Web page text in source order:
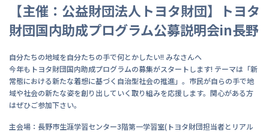
【主催：公益財団法人トヨタ財団】トヨタ
財団国内助成プログラム公募説明会in長野
自分たちの地域を自分たちの手で何とかしたい!! みなさんへ
今年もトヨタ財団国内助成プログラムの募集がスタートします! テーマは「新
常態における新たな着想に基づく自治型社会の推進」。市民が自らの手で地
域や社会の新たな姿を創り出していく取り組みを応援します。関心がある方
はぜひご参加下さい。
主会場：長野市生涯学習センター3階第一学習室(トヨタ財団担当者とリアル